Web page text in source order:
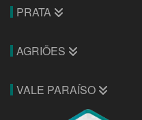
PRATA
AGRIÕES
VALE PARAÍSO